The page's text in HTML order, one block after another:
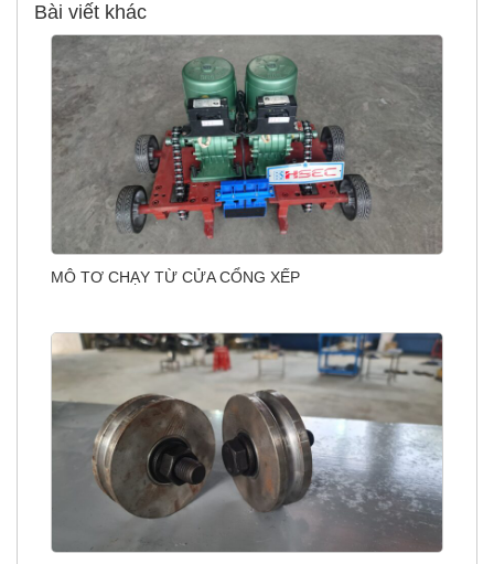
Bài viết khác
MÔ TƠ CHẠY TỪ CỬA CỔNG XẾP